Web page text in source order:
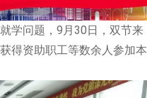
学问题，9月30日，双节来
得资助职工等数余人参加本